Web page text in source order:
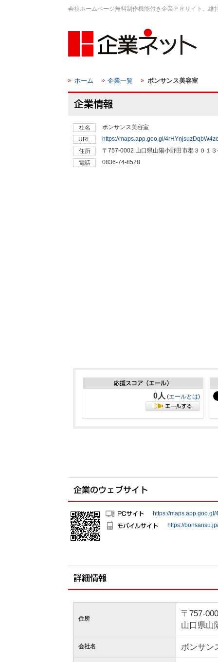
会社ホームページ無料制作機能付き企業ＰＲサイト。
ホーム 企業一覧 ボンサンス美容室
社名
ボンサンス美容室
URL
https://maps.app.goo.gl/
住所
〒757-0002 山口県山陽小野田市郡３０１
電話
0836-74-8528
0人 (エールとは)
https://
https://bonsansu.jp/
住所
〒757-
山口県山
会社名 ボンサン